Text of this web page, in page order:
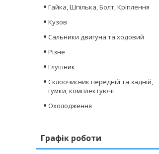
Гайка, Шпілька, Болт, Кріплення
Кузов
Сальники двигуна та ходовий
Різне
Глушник
Склоочисник передній та задній,
гумки, комплектуючі
Охолодження
Графік роботи